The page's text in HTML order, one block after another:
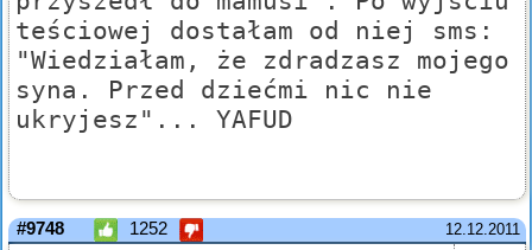
teściowej dostałam od niej sms:
"Wiedziałam, że zdradzasz mojego
syna. Przed dziećmi nic nie
ukryjesz"... YAFUD
12.12.2011
#9748 1252